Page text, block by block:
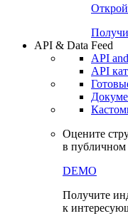
API & Data Feed
API
API
Оцените
в публичном
DEMO
Получите
к